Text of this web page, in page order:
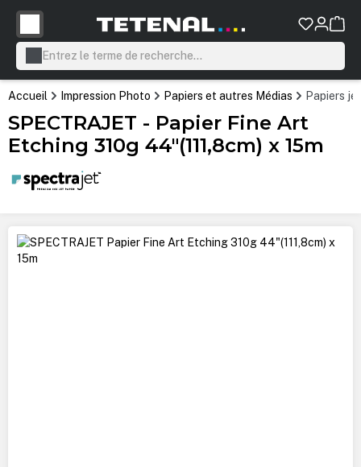
principal
Accueil Impression Photo Papiers et autres Médias Papiers
SPECTRAJET - Papier Fine Art
Etching 310g 44"(111,8cm) x 15m
Ignorer la galerie d'images